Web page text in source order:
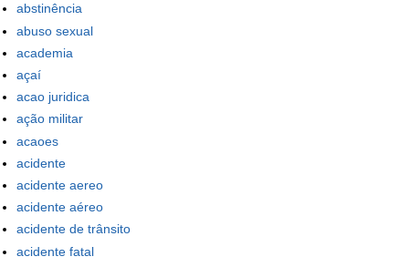
abstinência
abuso sexual
academia
açaí
acao juridica
ação militar
acaoes
acidente
acidente aereo
acidente aéreo
acidente de trânsito
acidente fatal